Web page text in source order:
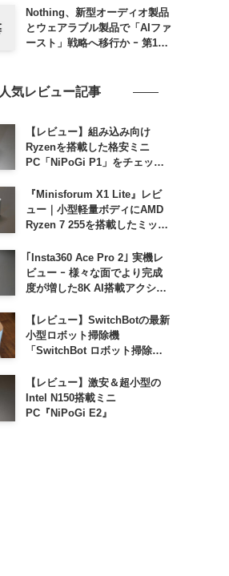
Nothing、新型オーディオ製品
とウェアラブル製品で「AIファ
ースト」戦略へ移行か ｰ 第1弾
人気レビュー記事
【レビュー】組み込み向け
Ryzenを搭載した格安ミニ
PC「NiPoGi P1」をチェック
高性能
『Minisforum X1 Lite』レビ
ュー｜小型軽量ボディにAMD
Ryzen 7 255を搭載したミッド
｢Insta360 Ace Pro 2｣ 実機レ
ビュー ｰ 様々な面でより完成
度が増した8K AI搭載アクショ
【レビュー】SwitchBotの最新
小型ロボット掃除機
「SwitchBot ロボット掃除機
【レビュー】激安＆超小型の
Intel N150搭載ミニ
PC『NiPoGi E2』